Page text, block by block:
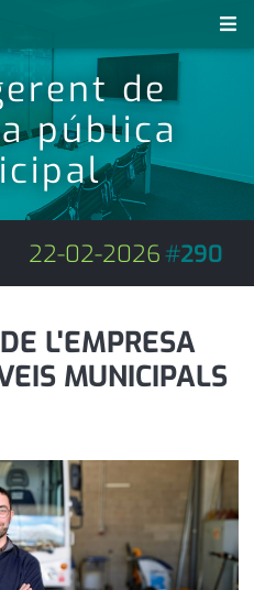
notícies
pdf
de
pública
22-02-2026#290
L'EMPRESA
MUNICIPALS